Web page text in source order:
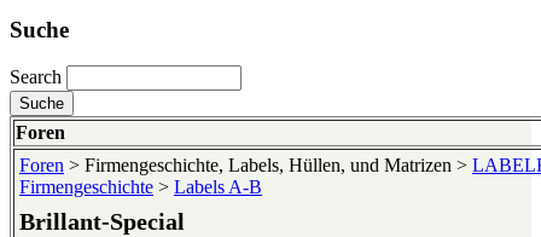
Suche
Search
Foren
Foren > Firmengeschichte, Labels, Hüllen, und Matrizen >
Firmengeschichte > Labels A-B
Brillant-Special